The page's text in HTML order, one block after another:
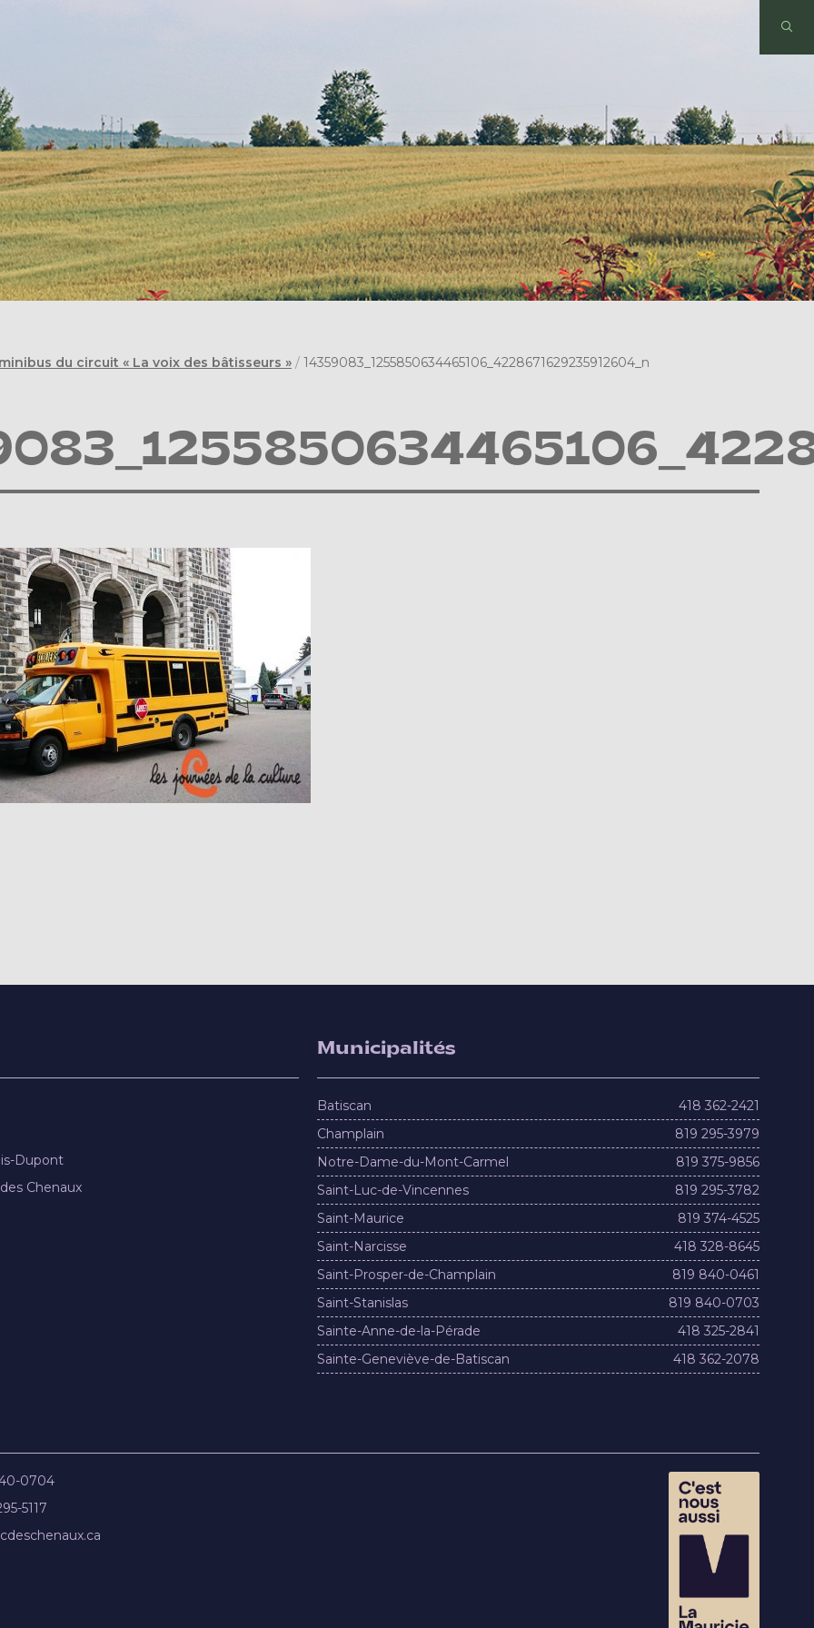
du circuit « La voix des bâtisseurs » / 14359083_1255850634465106_4228671629235912604_n
Dupont
Chenaux
Municipalités
Batiscan
418 362-2421
Champlain
819 295-3979
Notre-Dame-du-Mont-Carmel
819 375-9856
Saint-Luc-de-Vincennes
819 295-3782
Saint-Maurice
819 374-4525
Saint-Narcisse
418 328-8645
Saint-Prosper-de-Champlain
819 840-0461
Saint-Stanislas
819 840-0703
Sainte-Anne-de-la-Pérade
418 325-2841
Sainte-Geneviève-de-Batiscan
418 362-2078
0704
5117